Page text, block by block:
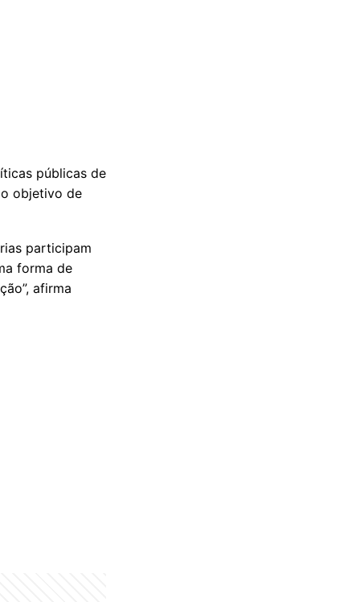
públicas de
objetivo de
participam
forma de
afirma